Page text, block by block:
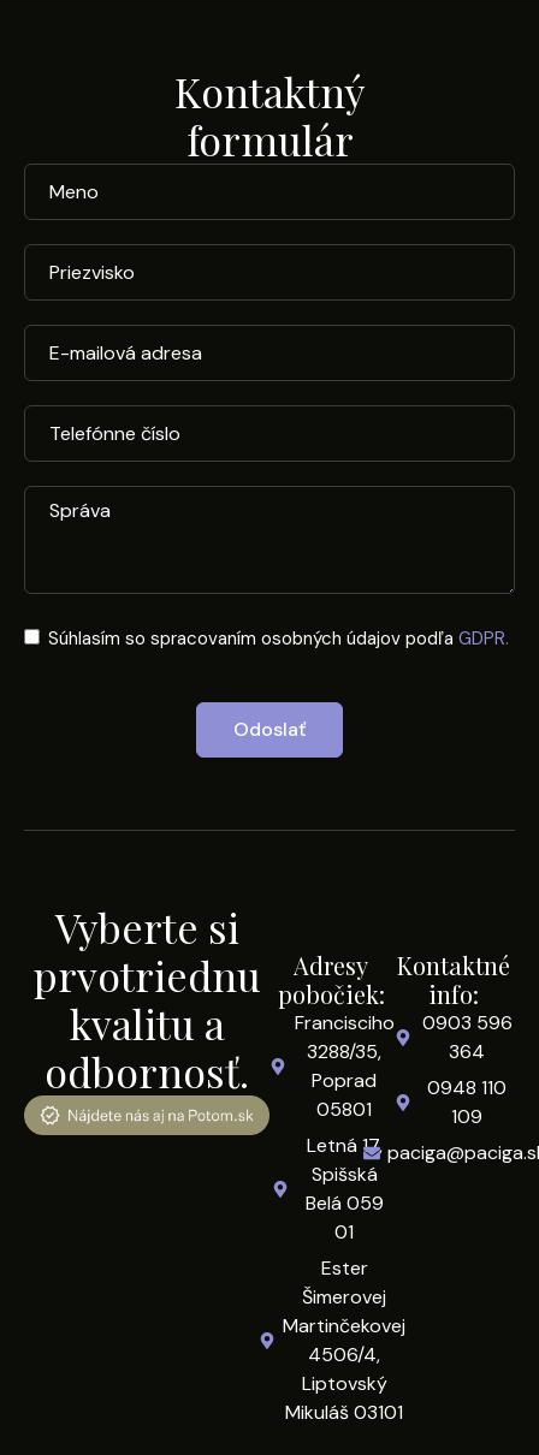
Kontaktný
formulár
Súhlasím so spracovaním osobných údajov podľa GDPR.
Odoslať
Vyberte si
prvotriednu
kvalitu a
odbornosť.
Adresy
pobočiek:
Francisciho
3288/35,
Poprad
05801
Letná 17,
Spišská
Belá 059
01
Ester
Šimerovej
Martinčekovej
4506/4,
Liptovský
Mikuláš 03101
Kontaktné
info:
0903 596
364
0948 110
109